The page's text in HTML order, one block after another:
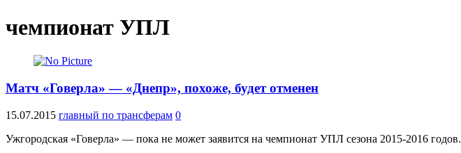
чемпионат УПЛ
Матч «Говерла» — «Днепр», похоже, будет отменен
15.07.2015 главный по трансферам 0
Ужгородская «Говерла» — пока не может заявится на чемпионат УПЛ сезона 2015-2016 годов.